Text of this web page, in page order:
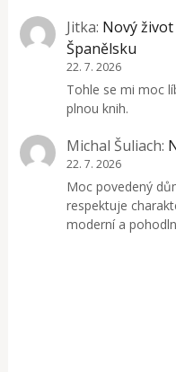
Jitka: Nový
Španělsku
22. 7. 2026
Tohle se mi moc
plnou knih.
Michal Šuliach:
22. 7. 2026
Moc povedený
respektuje
moderní a